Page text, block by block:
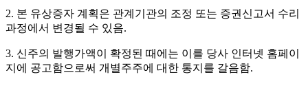
2. 본 유상증자 계획은 관계기관의 조정 또는 증권신고서 수리
과정에서 변경될 수 있음.
3. 신주의 발행가액이 확정된 때에는 이를 당사 인터넷 홈페이
지에 공고함으로써 개별주주에 대한 통지를 갈음함.